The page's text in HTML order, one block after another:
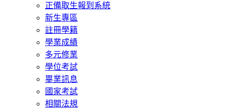
正備取生報到系統
新生專區
註冊學籍
學業成績
多元修業
學位考試
畢業訊息
國家考試
相關法規